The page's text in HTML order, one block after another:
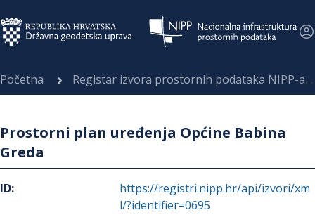
Početna Registar izvora prostornih podataka NIPP-a
Prostorni plan uređenja Općine Babina
Greda
ID:
https://registri.nipp.hr/api/izvori/xm
l/?identifier=0695